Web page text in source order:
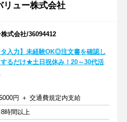
リュー株式会社
式会社/36094412
タ入力】未経験OK◎注文書を確認し
るだけ★土日祝休み！20～30代活
円 ＋ 交通費規定内支給
時間以上